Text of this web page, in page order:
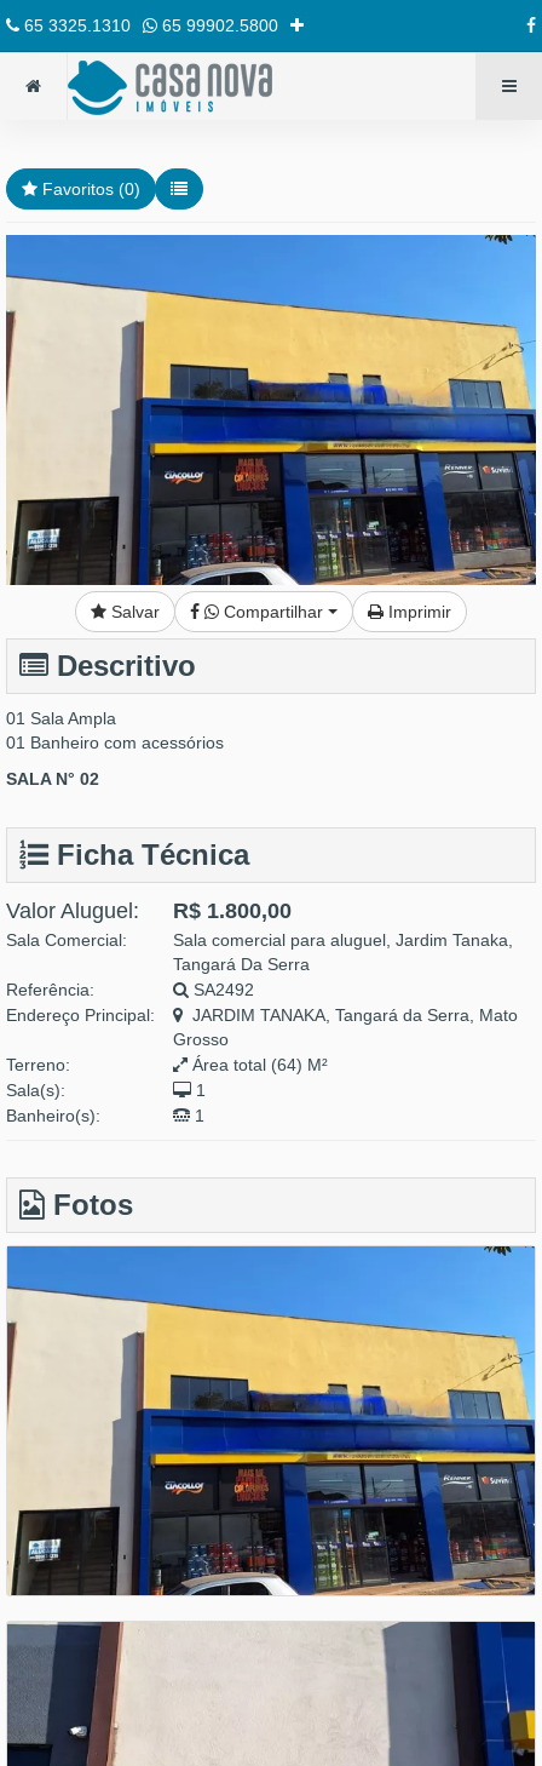
65 3325.1310 65 99902.5800
Favoritos (0)
Salvar Compartilhar Imprimir
Descritivo
01 Sala Ampla
01 Banheiro com acessórios
SALA N° 02
Ficha Técnica
Valor Aluguel: R$ 1.800,00
Sala Comercial:
Sala comercial para aluguel, Jardim Tanaka,
Tangará Da Serra
Referência:
SA2492
Endereço Principal:
JARDIM TANAKA, Tangará da Serra, Mato
Grosso
Terreno:
Área total (64) M²
Sala(s):
1
Banheiro(s):
1
Fotos